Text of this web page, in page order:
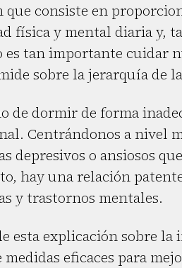
que consiste en
física y mental diaria y,
es tan importante cuidar
sobre la jerarquía de
de dormir de forma
Centrándonos a nivel
depresivos o ansiosos
hay una relación
y trastornos mentales.
esta explicación sobre
medidas eficaces para